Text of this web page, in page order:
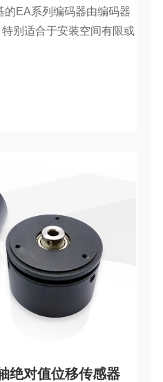
的EA系列编码器由编码器
别适合于安装空间有限或
绝对值位移传感器